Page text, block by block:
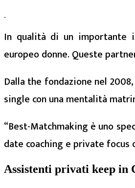
In qualità di un importante
europeo donne. Queste
Dalla the fondazione nel
single con una mentalità
“Best-Matchmaking è uno
date coaching e private focus
Assistenti privati keep in